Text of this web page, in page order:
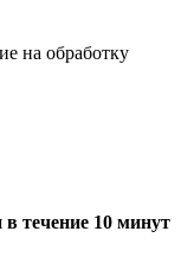
на обработку
течение 10 минут